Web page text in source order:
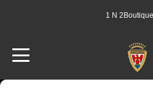
1 N 2 Boutique